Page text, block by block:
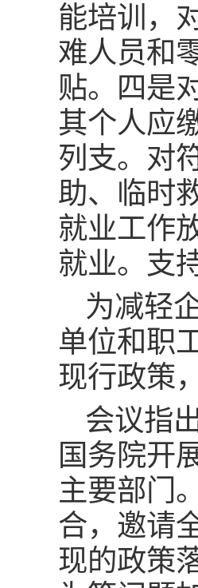
能培训，
难人员和
贴。四是
其个人应
列支。对
助、临时
就业工作
就业。支
为减轻
单位和职
现行政策
会议指
国务院开
主要部门
合，邀请
现的政策